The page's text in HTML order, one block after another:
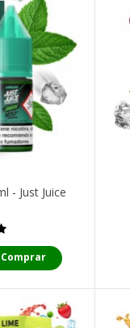
- Just Juice
Comprar